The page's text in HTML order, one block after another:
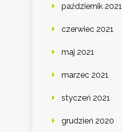
październik 2021
czerwiec 2021
maj 2021
marzec 2021
styczeń 2021
grudzień 2020